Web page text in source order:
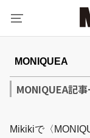
MONIQUEA記
Mikikiで〈